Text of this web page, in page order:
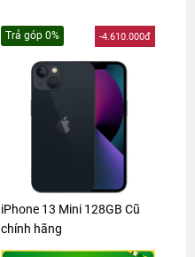
Trả góp 0% -4.610.000đ
iPhone 13 Mini 128GB Cũ
chính hãng